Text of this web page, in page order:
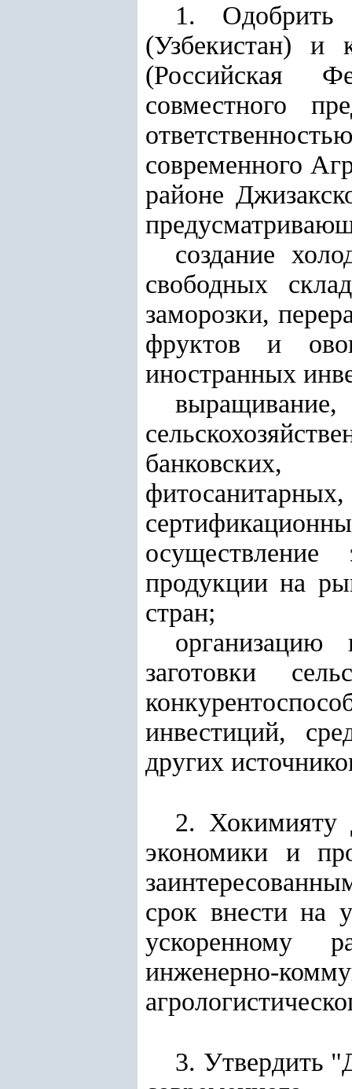
1.
(Узбекистан) и
(Российская
совместного
современного
районе
создание
свободных
заморозки,
фруктов и
иностранных
банковских,
продукции на
стран;
заготовки
инвестиций,
других
2. Хокимияту
экономики и
срок внести на
ускоренному
инженерно-
3. Утвердить